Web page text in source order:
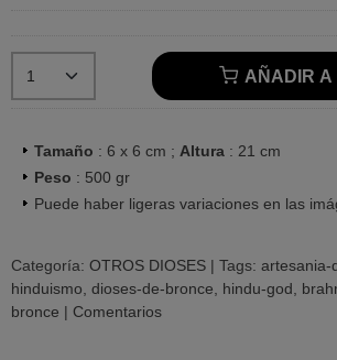
AÑADIR A
Tamaño : 6 x 6 cm ; Altura : 21 cm
Peso : 500 gr
Puede haber ligeras variaciones en las
Categoría: OTROS DIOSES | Tags: artesania-
hinduismo dioses-de-bronce hindu-god
bronce | Comentarios